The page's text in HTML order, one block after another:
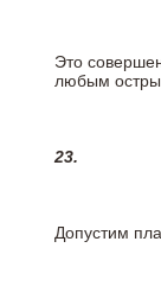
Это
любым
23.
Допустим